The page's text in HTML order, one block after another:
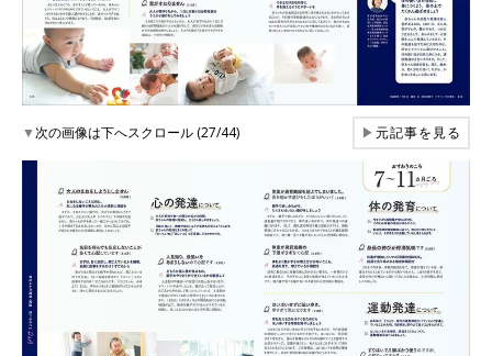
▼次の画像は下へスクロール (27/44) ▶元記事を見る